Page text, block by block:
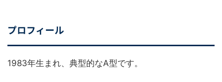
プロフィール
1983年生まれ、典型的なA型です。